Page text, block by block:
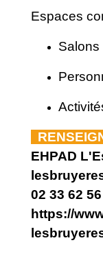
Espaces
Salons
EHPAD
02 33 62
https://